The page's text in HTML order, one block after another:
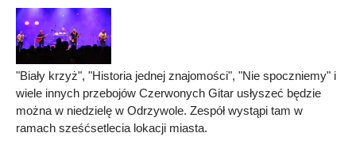
"Biały krzyż", "Historia jednej znajomości", "Nie spoczniemy" i
wiele innych przebojów Czerwonych Gitar usłyszeć będzie
można w niedzielę w Odrzywole. Zespół wystąpi tam w
ramach sześćsetlecia lokacji miasta.